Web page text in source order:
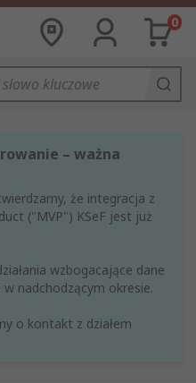
0
– ważna
że integracja z
("MVP") KSeF jest już
wzbogacające dane
nadchodzącym okresie.
o kontakt z działem